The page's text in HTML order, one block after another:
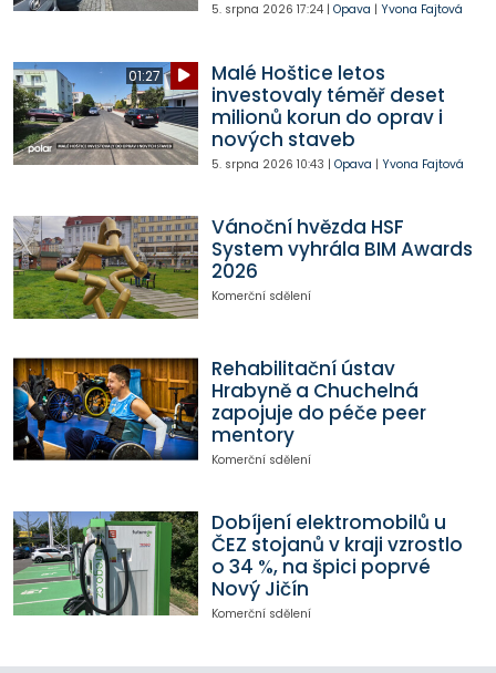
5. srpna 2026 17:24| Opava | Yvona Fajtová
01:27
Malé Hoštice letos
investovaly téměř deset
milionů korun do oprav i
nových staveb
5. srpna 2026 10:43 | Opava | Yvona Fajtová
Vánoční hvězda HSF
System vyhrála BIM Awards
2026
Komerční sdělení
Rehabilitační ústav
Hrabyně a Chuchelná
zapojuje do péče peer
mentory
Komerční sdělení
Dobíjení elektromobilů u
ČEZ stojanů v kraji vzrostlo
o 34 %, na špici poprvé
Nový Jičín
Komerční sdělení